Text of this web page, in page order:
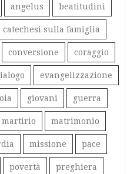
angelus beatitudini
catechesi sulla famiglia
conversione coraggio
evangelizzazione
giovani guerra
martirio matrimonio
missione pace
povertà preghiera